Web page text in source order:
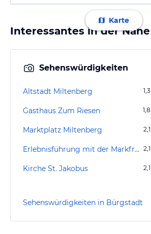
Karte
Interessantes in der Nähe
Sehenswürdigkeiten
Altstadt Miltenberg 1,3
Gasthaus Zum Riesen 1,8
Marktplatz Miltenberg 2,1
Erlebnisführung mit der Markfrau Kunigunde 2,1
Kirche St. Jakobus 2,1
Sehenswürdigkeiten in Bürgstadt